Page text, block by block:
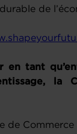
de
en tant
de Commerce